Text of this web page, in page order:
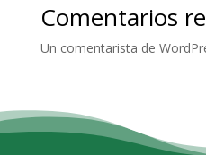
Comentarios
Un comentarista de